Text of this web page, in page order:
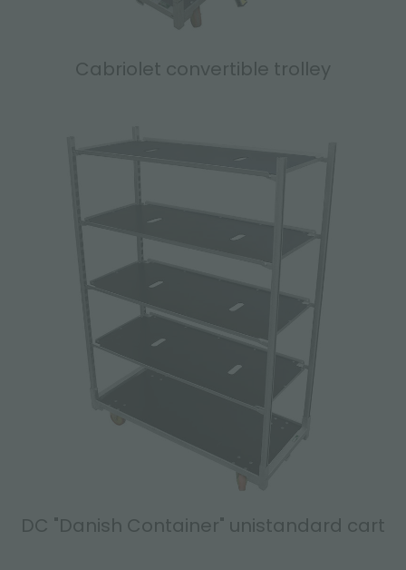
Cabriolet convertible trolley
DC "Danish Container" unistandard cart